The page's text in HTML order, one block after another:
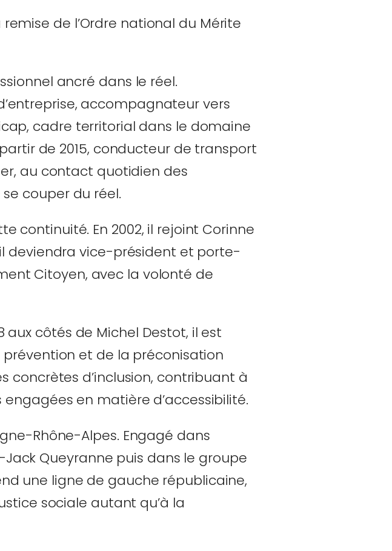
de l’Ordre national du Mérite
ancré dans le réel.
accompagnateur vers
cadre territorial dans le domaine
de 2015, conducteur de transport
au contact quotidien des
couper du réel.
continuité. En 2002, il rejoint Corinne
il deviendra vice-président et porte-
Citoyen, avec la volonté de
aux côtés de Michel Destot, il est
et de la préconisation
concrètes d’inclusion, contribuant à
en matière d’accessibilité.
Rhône-Alpes. Engagé dans
Queyranne puis dans le groupe
une ligne de gauche républicaine,
sociale autant qu’à la